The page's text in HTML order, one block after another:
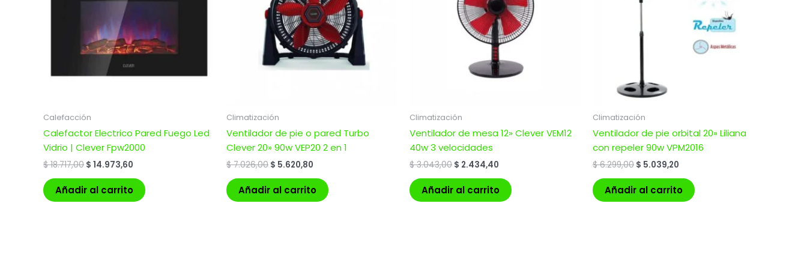
Calefacción
Calefactor Electrico Pared Fuego Led
Vidrio | Clever Fpw2000
$18.717,00 $ 14.973,60
Añadir al carrito
Climatización
Ventilador de pie o pared Turbo
Clever 20» 90w VEP20 2 en 1
$7.026,00 $ 5.620,80
Añadir al carrito
Climatización
Ventilador de mesa 12» Clever VEM12
40w 3 velocidades
$3.043,00 $ 2.434,40
Añadir al carrito
Climatización
Ventilador de pie orbital 20» Liliana
con repeler 90w VPM2016
$6.299,00 $ 5.039,20
Añadir al carrito